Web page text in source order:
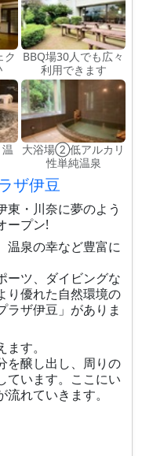
ク
BBQ場30人でも広々
利用できます
大浴場②低アルカリ
性単純温泉
ザ伊豆
東・川奈に夢のよう
ープン!
温泉の幸など豊富に
ーツ、ダイビングな
り優れた自然環境の
ラザ伊豆」がありま
す。
を醸し出し、周りの
ています。ここにい
れていきます。